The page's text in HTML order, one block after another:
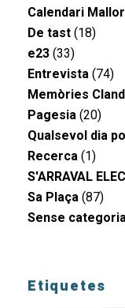
Calendari
De tast (18)
e23 (33)
Entrevista (74)
Memòries
Pagesia (20)
Qualsevol dia
Recerca (1)
S'ARRAVAL
Sa Plaça (87)
Sense
Etiquetes